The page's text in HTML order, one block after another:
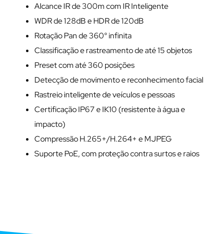
Alcance IR de 300m com IR Inteligente
WDR de 128dB e HDR de 120dB
Rotação Pan de 360° infinita
Classificação e rastreamento de até 15 objetos
Preset com até 360 posições
Detecção de movimento e reconhecimento facial
Rastreio inteligente de veículos e pessoas
Certificação IP67 e IK10 (resistente à água e
impacto)
Compressão H.265+/H.264+ e MJPEG
Suporte PoE, com proteção contra surtos e raios